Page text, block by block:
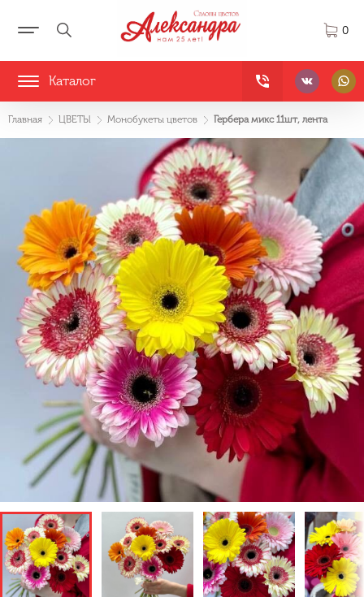
0
Каталог
Главная ЦВЕТЫ Монобукеты цветов Гербера микс 11шт, лента